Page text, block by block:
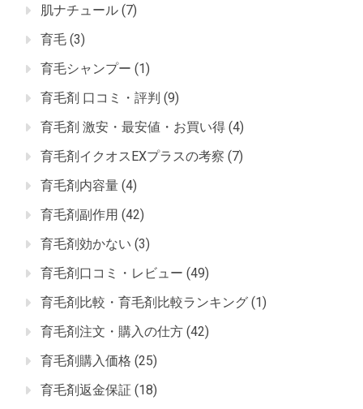
肌ナチュール (7)
育毛 (3)
育毛シャンプー (1)
育毛剤 口コミ・評判 (9)
育毛剤 激安・最安値・お買い得 (4)
育毛剤イクオスEXプラスの考察 (7)
育毛剤内容量 (4)
育毛剤副作用 (42)
育毛剤効かない (3)
育毛剤口コミ・レビュー (49)
育毛剤比較・育毛剤比較ランキング (1)
育毛剤注文・購入の仕方 (42)
育毛剤購入価格 (25)
育毛剤返金保証 (18)